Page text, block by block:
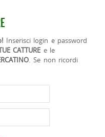
Inserisci login e password
CATTURE e le
. Se non ricordi